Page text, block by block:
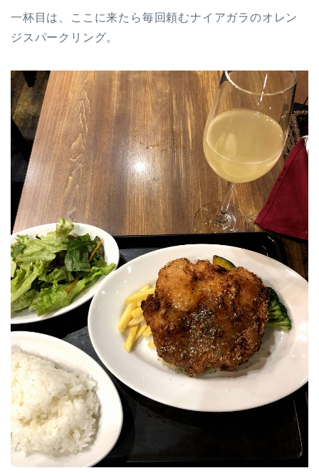
一杯目は、ここに来たら毎回頼むナイアガラのオレン
ジスパークリング。